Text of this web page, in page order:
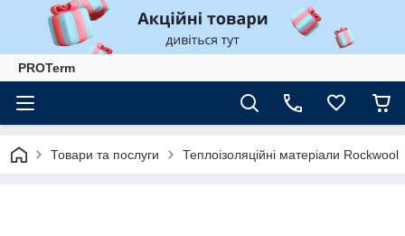
PROTerm
Товари та послуги Теплоізоляційні матеріали Rockwool